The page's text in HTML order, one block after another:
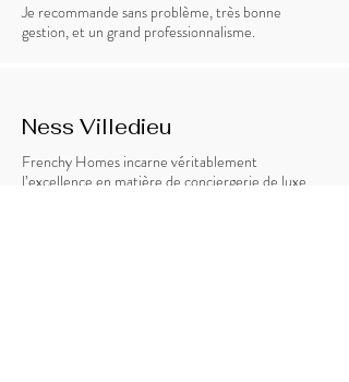
Je recommande sans problème, très bonne
gestion, et un grand professionnalisme.
Ness Villedieu
Frenchy Homes incarne véritablement
l’excellence en matière de conciergerie de luxe.